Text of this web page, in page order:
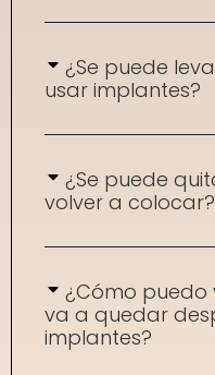
¿Se puede
usar implantes?
¿Se puede
volver a
¿Cómo puedo
va a quedar
implantes?